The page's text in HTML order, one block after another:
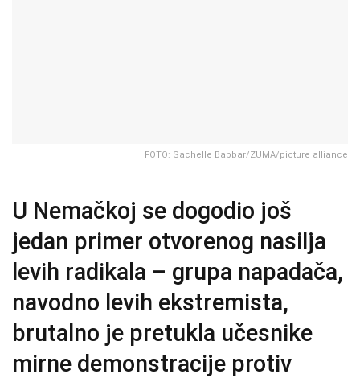
FOTO: Sachelle Babbar/ZUMA/picture alliance
U Nemačkoj se dogodio još
jedan primer otvorenog nasilja
levih radikala – grupa napadača,
navodno levih ekstremista,
brutalno je pretukla učesnike
mirne demonstracije protiv